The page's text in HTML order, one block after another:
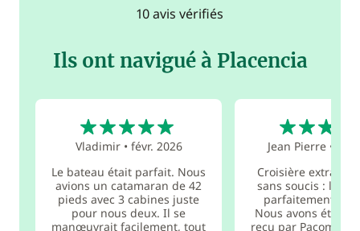
10 avis vérifiés
Ils ont navigué à Placencia
Vladimir• févr. 2026
Le bateau était parfait. Nous
avions un catamaran de 42
pieds avec 3 cabines juste
pour nous deux. Il se
manœuvrait facilement, tout
Jean Pierre •
Croisière
sans soucis : le
parfaitement
Nous avons été
reçu par Pacome à